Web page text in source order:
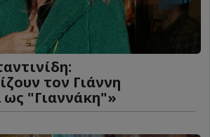
τον Γιάννη
"Γιαννάκη"»